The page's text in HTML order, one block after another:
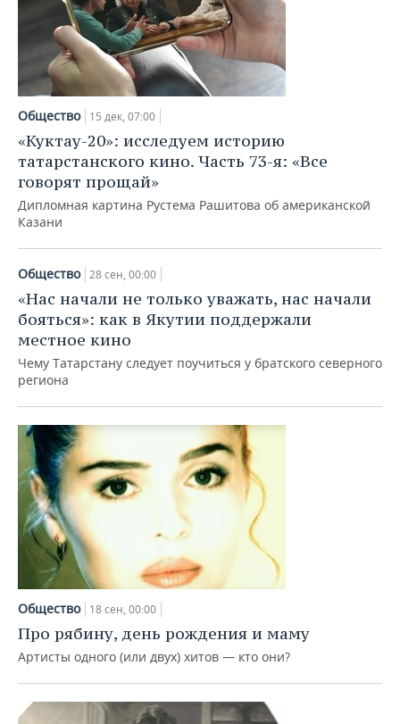
Общество 15 дек, 07:00
«Куктау-20»: исследуем историю
татарстанского кино. Часть 73-я: «Все
говорят прощай»
Дипломная картина Рустема Рашитова об американской
Казани
Общество 28 сен, 00:00
«Нас начали не только уважать, нас начали
бояться»: как в Якутии поддержали
местное кино
Чему Татарстану следует поучиться у братского северного
региона
Общество 18 сен, 00:00
Про рябину, день рождения и маму
Артисты одного (или двух) хитов — кто они?